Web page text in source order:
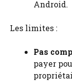
Android.
Les limites :
Pas
payer